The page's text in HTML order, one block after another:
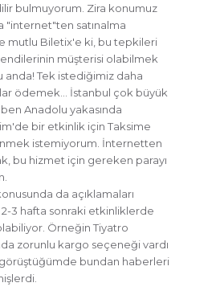
bulmuyorum. Zira konumuz
"internet"ten satınalma
mutlu Biletix'e ki, bu tepkileri
müşterisi olabilmek
anda! Tek istediğimiz daha
ödemek… İstanbul çok büyük
Anadolu yakasında
bir etkinlik için Taksime
istemiyorum. İnternetten
bu hizmet için gereken parayı
da açıklamaları
2-3 hafta sonraki etkinliklerde
Örneğin Tiyatro
zorunlu kargo seçeneği vardı
bundan haberleri